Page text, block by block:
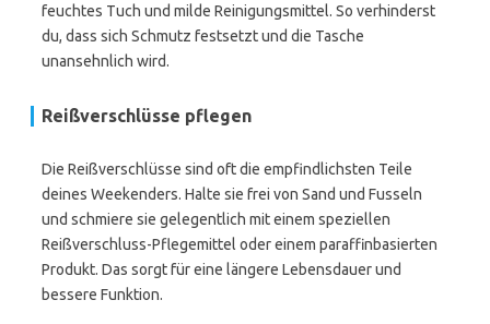
feuchtes Tuch und milde Reinigungsmittel. So verhinderst
du, dass sich Schmutz festsetzt und die Tasche
unansehnlich wird.
Reißverschlüsse pflegen
Die Reißverschlüsse sind oft die empfindlichsten Teile
deines Weekenders. Halte sie frei von Sand und Fusseln
und schmiere sie gelegentlich mit einem speziellen
Reißverschluss-Pflegemittel oder einem paraffinbasierten
Produkt. Das sorgt für eine längere Lebensdauer und
bessere Funktion.